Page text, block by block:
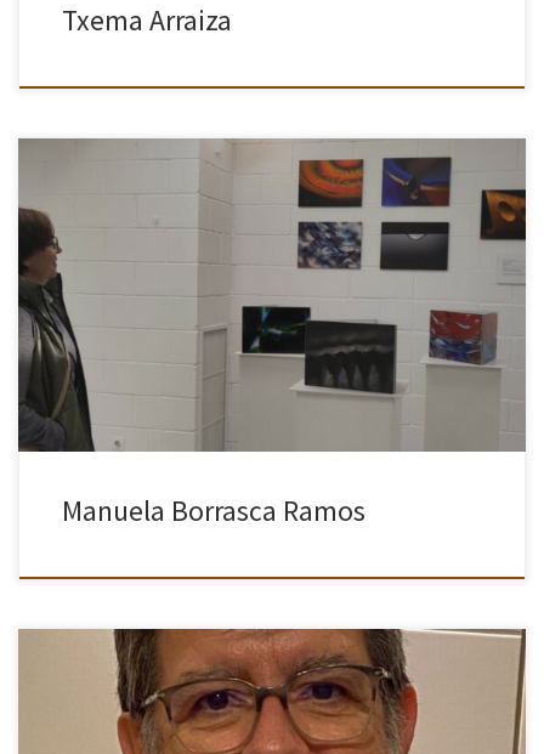
Txema Arraiza
Considero la creatividad una maravillosa característica del ser
humano, siendo un privilegio el poder disfrutar tanto de las
creaciones de los genios de otras épocas, como de las de los […]
Manuela Borrasca Ramos